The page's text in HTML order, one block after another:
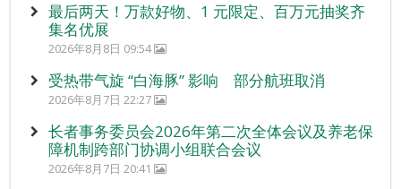
最后两天！万款好物、1 元限定、百万元抽奖齐
集名优展
2026年8月8日 09:54
受热带气旋 “白海豚” 影响 部分航班取消
2026年8月7日 22:27
长者事务委员会2026年第二次全体会议及养老保
障机制跨部门协调小组联合会议
2026年8月7日 20:41